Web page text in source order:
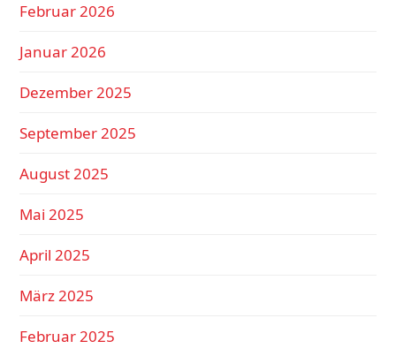
Februar 2026
Januar 2026
Dezember 2025
September 2025
August 2025
Mai 2025
April 2025
März 2025
Februar 2025